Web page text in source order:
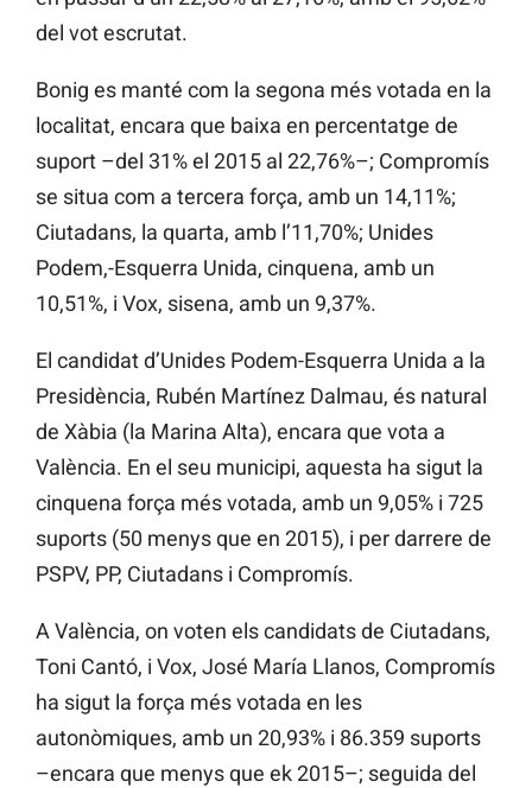
del vot escrutat.
Bonig es manté com la segona més votada en la
localitat, encara que baixa en percentatge de
suport –del 31% el 2015 al 22,76%–; Compromís
se situa com a tercera força, amb un 14,11%;
Ciutadans, la quarta, amb l’11,70%; Unides
Podem,-Esquerra Unida, cinquena, amb un
10,51%, i Vox, sisena, amb un 9,37%.
El candidat d’Unides Podem-Esquerra Unida a la
Presidència, Rubén Martínez Dalmau, és natural
de Xàbia (la Marina Alta), encara que vota a
València. En el seu municipi, aquesta ha sigut la
cinquena força més votada, amb un 9,05% i 725
suports (50 menys que en 2015), i per darrere de
PSPV, PP, Ciutadans i Compromís.
A València, on voten els candidats de Ciutadans,
Toni Cantó, i Vox, José María Llanos, Compromís
ha sigut la força més votada en les
autonòmiques, amb un 20,93% i 86.359 suports
–encara que menys que ek 2015–; seguida del